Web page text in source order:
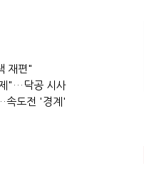
재편"
"…닥공 시사
속도전 '경계'